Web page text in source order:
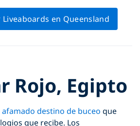
en Queensland
YouTube video
Rojo, Egipto
afamado destino de buceo que
que recibe. Los